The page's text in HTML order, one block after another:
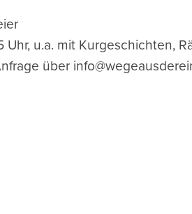
Uhr, u.a. mit Kurgeschichten,
über